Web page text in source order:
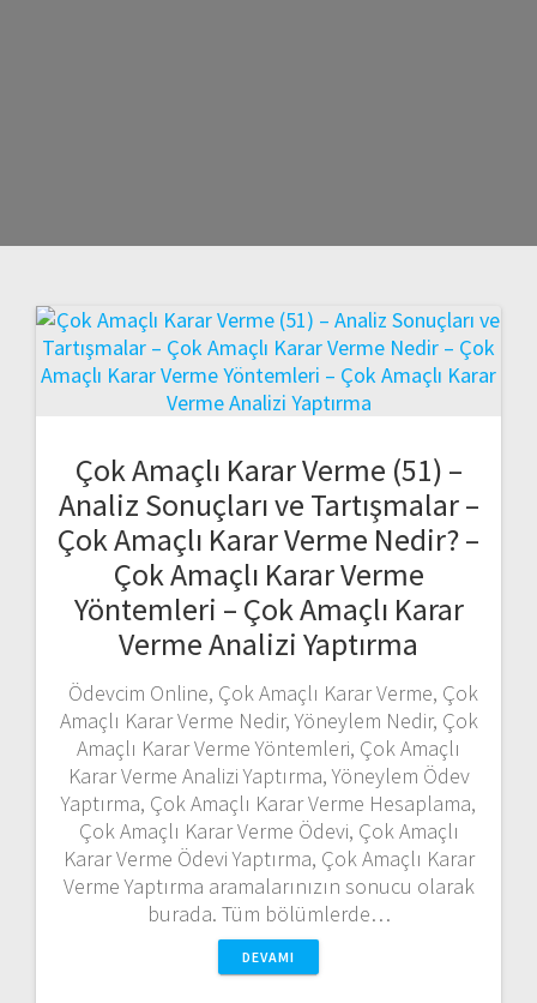
Çok Amaçlı Karar Verme (51) –
Analiz Sonuçları ve Tartışmalar –
Çok Amaçlı Karar Verme Nedir? –
Çok Amaçlı Karar Verme
Yöntemleri – Çok Amaçlı Karar
Verme Analizi Yaptırma
Ödevcim Online, Çok Amaçlı Karar Verme, Çok
Amaçlı Karar Verme Nedir, Yöneylem Nedir, Çok
Amaçlı Karar Verme Yöntemleri, Çok Amaçlı
Karar Verme Analizi Yaptırma, Yöneylem Ödev
Yaptırma, Çok Amaçlı Karar Verme Hesaplama,
Çok Amaçlı Karar Verme Ödevi, Çok Amaçlı
Karar Verme Ödevi Yaptırma, Çok Amaçlı Karar
Verme Yaptırma aramalarınızın sonucu olarak
burada. Tüm bölümlerde…
DEVAMI